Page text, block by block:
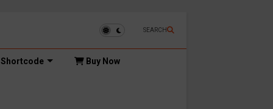
SEARCH
Shortcode Buy Now